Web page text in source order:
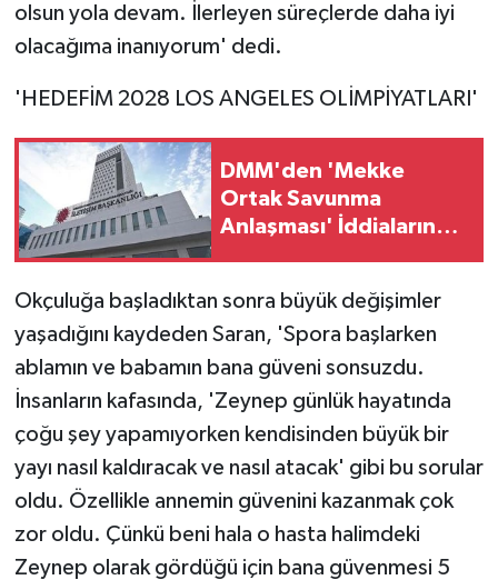
olsun yola devam. İlerleyen süreçlerde daha iyi
olacağıma inanıyorum' dedi.
'HEDEFİM 2028 LOS ANGELES OLİMPİYATLARI'
DMM'den 'Mekke
Ortak Savunma
Anlaşması' İddialarına
Okçuluğa başladıktan sonra büyük değişimler
yaşadığını kaydeden Saran, 'Spora başlarken
ablamın ve babamın bana güveni sonsuzdu.
İnsanların kafasında, 'Zeynep günlük hayatında
çoğu şey yapamıyorken kendisinden büyük bir
yayı nasıl kaldıracak ve nasıl atacak' gibi bu sorular
oldu. Özellikle annemin güvenini kazanmak çok
zor oldu. Çünkü beni hala o hasta halimdeki
Zeynep olarak gördüğü için bana güvenmesi 5